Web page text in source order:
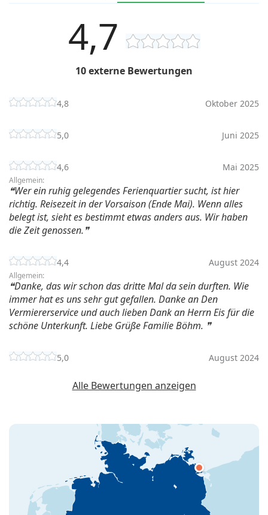
4,7
10 externe Bewertungen
4,8 Oktober 2025
5,0 Juni 2025
4,6 Mai 2025
Allgemein:
Wer ein ruhig gelegendes Ferienquartier sucht, ist hier
richtig. Reisezeit in der Vorsaison (Ende Mai). Wenn alles
belegt ist, sieht es bestimmt etwas anders aus. Wir haben
die Zeit genossen.
4,4 August 2024
Allgemein:
Danke, das wir schon das dritte Mal da sein durften. Wie
immer hat es uns sehr gut gefallen. Danke an Den
Vermiererservice und auch lieben Dank an Herrn Eis für die
schöne Unterkunft. Liebe Grüße Familie Böhm.
5,0 August 2024
Alle Bewertungen anzeigen